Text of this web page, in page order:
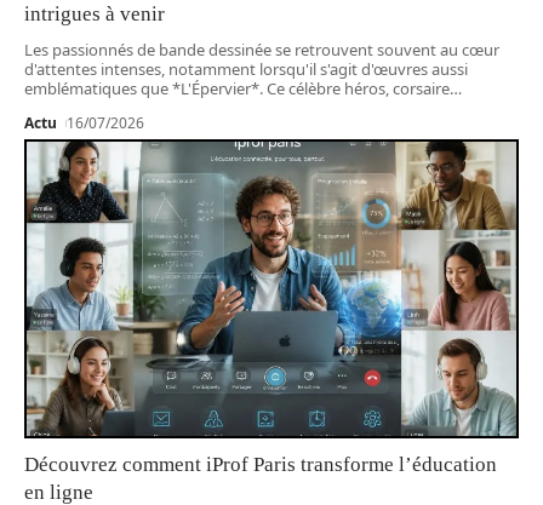
intrigues à venir
Les passionnés de bande dessinée se retrouvent souvent au cœur
d'attentes intenses, notamment lorsqu'il s'agit d'œuvres aussi
emblématiques que *L'Épervier*. Ce célèbre héros, corsaire…
Actu 16/07/2026
Découvrez comment iProf Paris transforme l’éducation
en ligne